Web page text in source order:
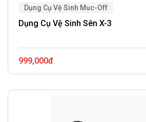
Dụng Cụ Vệ Sinh Muc-Off
Dụng Cụ Vệ Sinh Sên X-3
999,000đ